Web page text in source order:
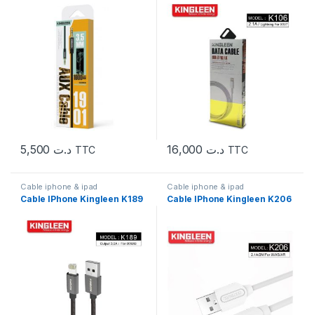
د.ت TTC د.ت TTC
Cable iphone & ipad
Cable IPhone Kingleen K189
Cable iphone & ipad
Cable IPhone Kingleen K206